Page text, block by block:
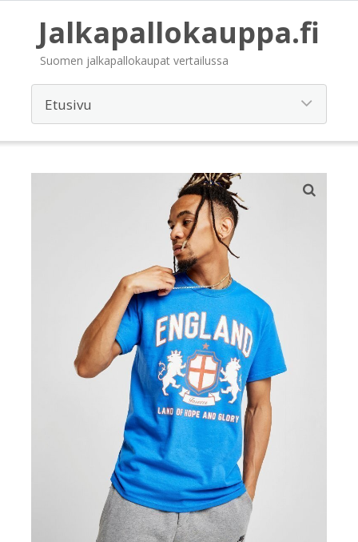
Jalkapallokauppa.fi
Suomen jalkapallokaupat vertailussa